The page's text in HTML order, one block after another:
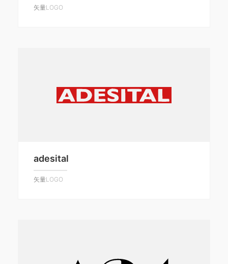
矢量LOGO
adesital
矢量LOGO